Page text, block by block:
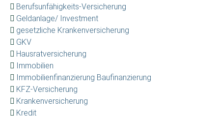
Berufsunfähigkeits-Versicherung
Geldanlage/ Investment
gesetzliche Krankenversicherung
GKV
Hausratversicherung
Immobilien
Immobilienfinanzierung Baufinanzierung
KFZ-Versicherung
Krankenversicherung
Kredit